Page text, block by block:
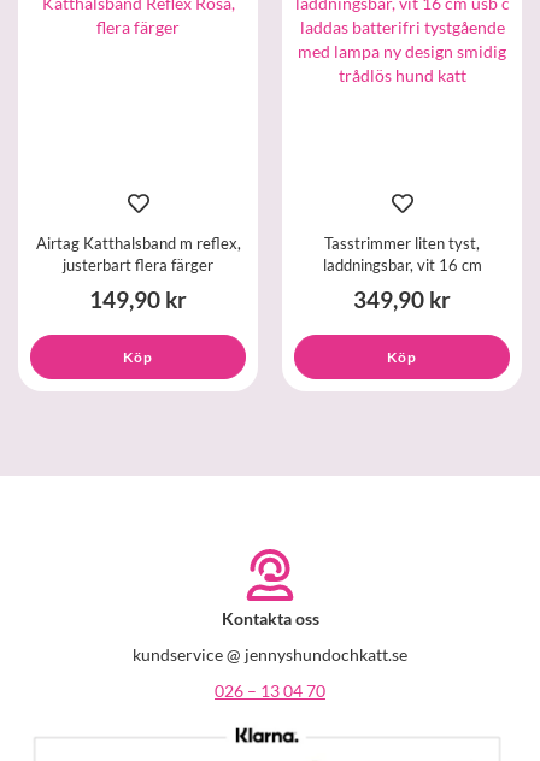
Airtag Katthalsband m reflex,
justerbart flera färger
149,90 kr
Köp
Tasstrimmer liten tyst,
laddningsbar, vit 16 cm
349,90 kr
Köp
Kontakta oss
kundservice @ jennyshundochkatt.se
026 – 13 04 70